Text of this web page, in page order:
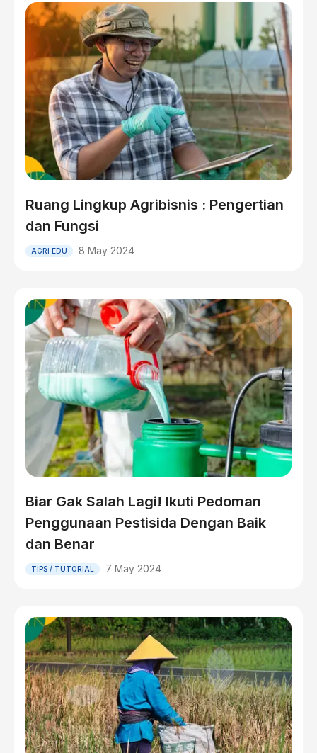
Ruang Lingkup Agribisnis : Pengertian
dan Fungsi
AGRI EDU 8 May 2024
Biar Gak Salah Lagi! Ikuti Pedoman
Penggunaan Pestisida Dengan Baik
dan Benar
TIPS / TUTORIAL 7 May 2024